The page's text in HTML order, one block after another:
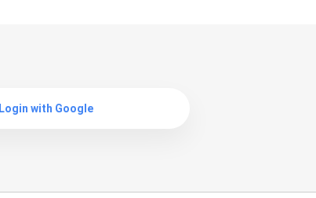
Login with Google